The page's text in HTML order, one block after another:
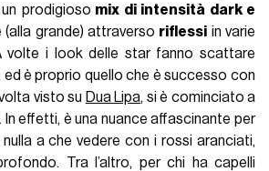
prodigioso mix di intensità dark e
(alla grande) attraverso riflessi in varie
volte i look delle star fanno scattare
ed è proprio quello che è successo con
visto su Dua Lipa, si è cominciato a
In effetti, è una nuance affascinante per
a che vedere con i rossi aranciati,
Tra l’altro, per chi ha capelli